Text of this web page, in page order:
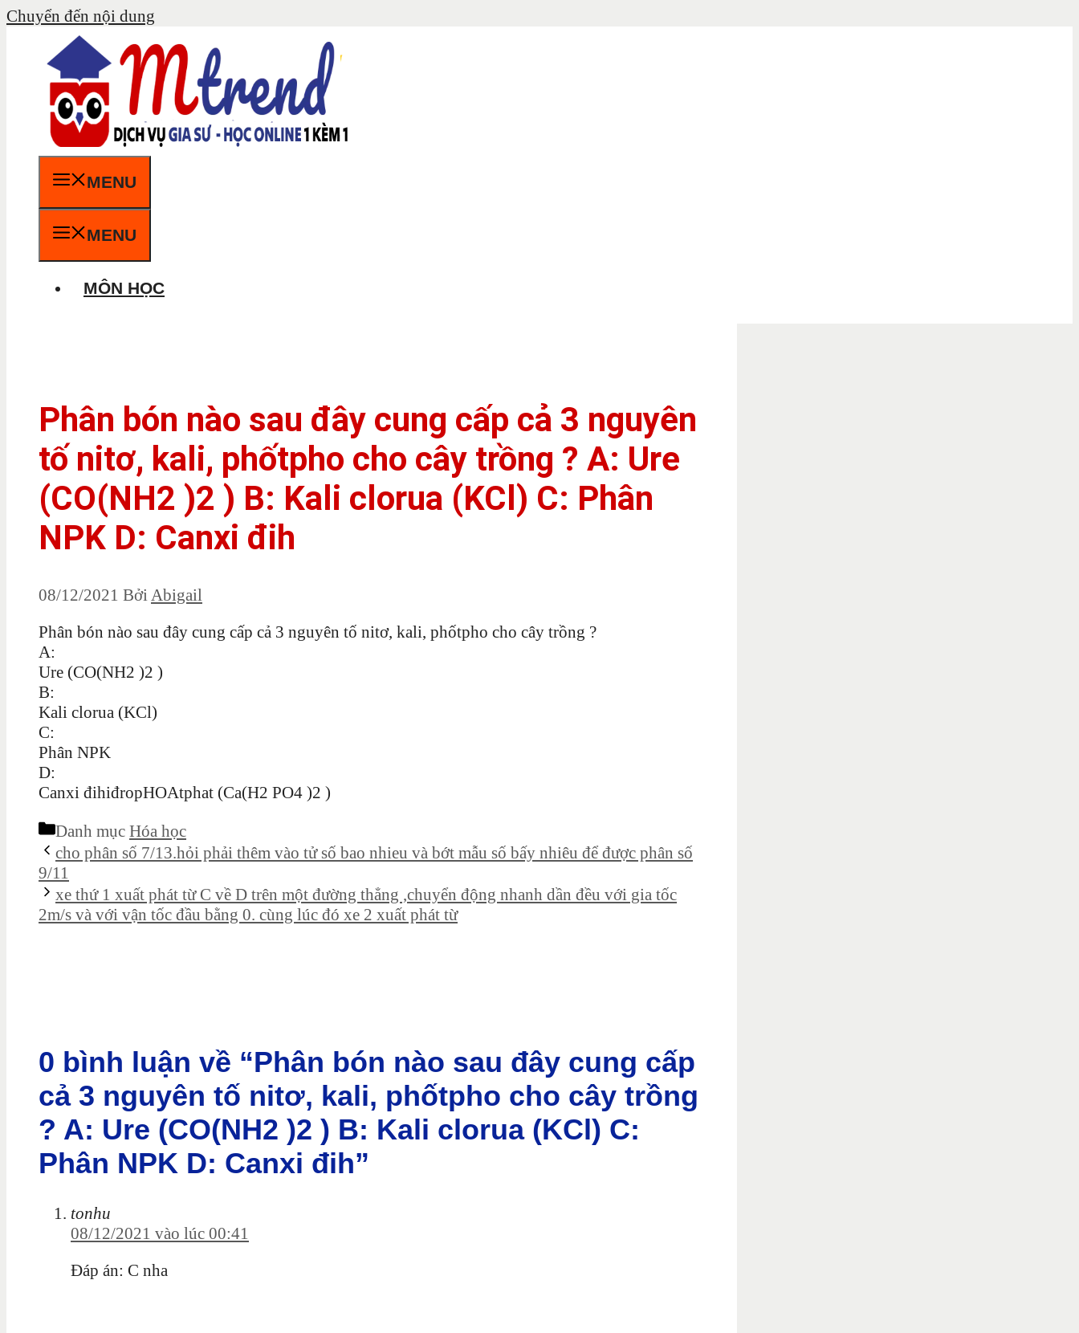
Chuyển đến nội dung
MENU
MENU
MÔN HỌC
Phân bón nào sau đây cung cấp cả 3 nguyên
tố nitơ, kali, phốtpho cho cây trồng ? A: Ure
(CO(NH2 )2 ) B: Kali clorua (KCl) C: Phân
NPK D: Canxi đih
08/12/2021 Bởi Abigail
Phân bón nào sau đây cung cấp cả 3 nguyên tố nitơ, kali, phốtpho cho cây trồng ?
A:
Ure (CO(NH2 )2 )
B:
Kali clorua (KCl)
C:
Phân NPK
D:
Canxi đihiđropHOAtphat (Ca(H2 PO4 )2 )
Danh mục Hóa học
cho phân số 7/13.hỏi phải thêm vào tử số bao nhieu và bớt mẫu số bấy nhiêu để được phân số
9/11
xe thứ 1 xuất phát từ C về D trên một đường thẳng ,chuyển động nhanh dần đều với gia tốc
2m/s và với vận tốc đầu bằng 0. cùng lúc đó xe 2 xuất phát từ
0 bình luận về “Phân bón nào sau đây cung cấp
cả 3 nguyên tố nitơ, kali, phốtpho cho cây trồng
? A: Ure (CO(NH2 )2 ) B: Kali clorua (KCl) C:
Phân NPK D: Canxi đih”
tonhu
08/12/2021 vào lúc 00:41
Đáp án: C nha